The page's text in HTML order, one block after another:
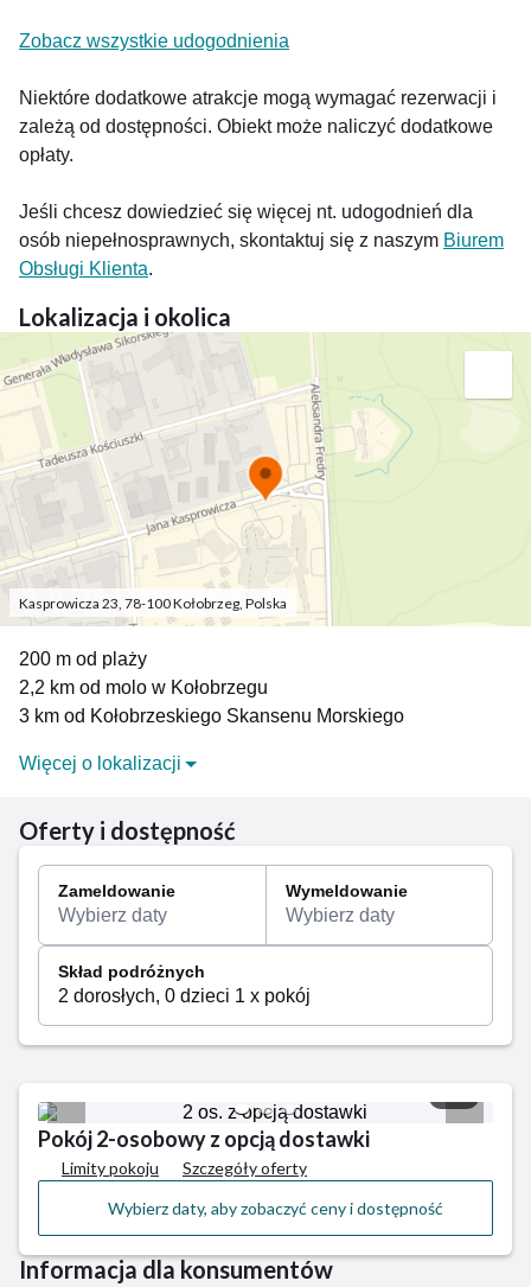
Zobacz wszystkie udogodnienia
Niektóre dodatkowe atrakcje mogą wymagać rezerwacji i
zależą od dostępności. Obiekt może naliczyć dodatkowe
opłaty.
Jeśli chcesz dowiedzieć się więcej nt. udogodnień dla
osób niepełnosprawnych, skontaktuj się z naszym Biurem
Obsługi Klienta.
Lokalizacja i okolica
Kasprowicza 23, 78-100 Kołobrzeg, Polska
200 m od plaży
2,2 km od molo w Kołobrzegu
3 km od Kołobrzeskiego Skansenu Morskiego
bagienno-wodny oraz słynne złoża borowiny. To nie
tylko największe, ale i najpiękniejsze polskie
uzdrowisko, czego dowodem są malownicze,
nadmorskie krajobrazy. Kuracjusze mogą jednak
liczyć na coś więcej niż wypoczynek nad morzem. Do
odwiedzenia miasta zachęcają też liczne zabytki.
Warto zobaczyć m.in. gotycką Bazylikę Mariacką,
jedną z najnowocześniejszych w kraju.
Więcej o lokalizacji
Oferty i dostępność
Zameldowanie
Wybierz daty
Wymeldowanie
Wybierz daty
Skład podróżnych
2 dorosłych, 0 dzieci 1 x pokój
Pokój 2-osobowy z opcją dostawki
Limity pokoju
Szczegóły oferty
Wybierz daty, aby zobaczyć ceny i dostępność
Informacja dla konsumentów